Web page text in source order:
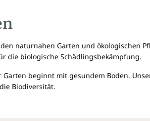
naturnahen Garten und ökologischen
die biologische Schädlingsbekämpfung.
Garten beginnt mit gesundem Boden.
Biodiversität.